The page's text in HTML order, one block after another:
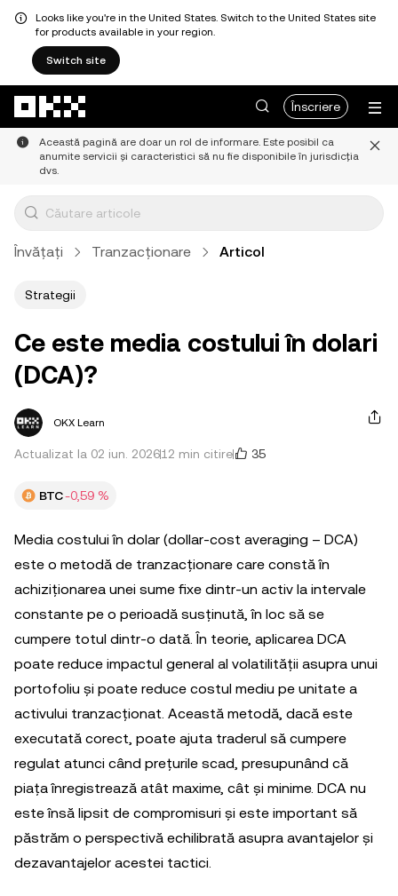
Looks like you're in the United States. Switch to the United States site
for products available in your region.
Switch site
Înscriere
Această pagină are doar un rol de informare. Este posibil ca
anumite servicii și caracteristici să nu fie disponibile în jurisdicția
dvs.
Învățați Tranzacționare Articol
Strategii
Ce este media costului în dolari
(DCA)?
OKX Learn
Actualizat la 02 iun. 202612 min citire 35
BTC-0,59 %
Media costului în dolar (dollar-cost averaging – DCA)
este o metodă de tranzacționare care constă în
achiziționarea unei sume fixe dintr-un activ la intervale
constante pe o perioadă susținută, în loc să se
cumpere totul dintr-o dată. În teorie, aplicarea DCA
poate reduce impactul general al volatilității asupra unui
portofoliu și poate reduce costul mediu pe unitate a
activului tranzacționat. Această metodă, dacă este
executată corect, poate ajuta traderul să cumpere
regulat atunci când prețurile scad, presupunând că
piața înregistrează atât maxime, cât și minime. DCA nu
este însă lipsit de compromisuri și este important să
păstrăm o perspectivă echilibrată asupra avantajelor și
dezavantajelor acestei tactici.